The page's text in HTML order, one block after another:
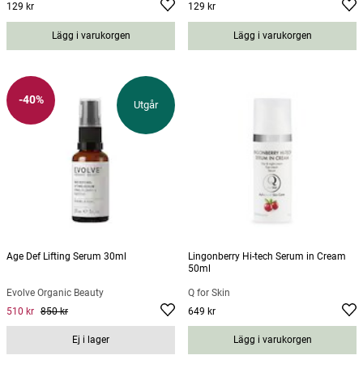
Pris:
129 kr
Lägg i varukorgen
Pris:
129 kr
Lägg i varukorgen
-40% Utgår
Age Def Lifting Serum 30ml
Evolve Organic Beauty
Current price Previous price: 850 kr
510 kr 850 kr
Ej i lager
Lingonberry Hi-tech Serum in Cream
50ml
Q for Skin
Pris:
649 kr
Lägg i varukorgen